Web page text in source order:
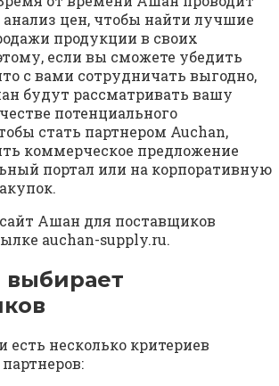
цен, чтобы найти лучшие
продукции в своих
если вы сможете убедить
с вами сотрудничать выгодно,
будут рассматривать вашу
потенциального
стать партнером Auchan,
коммерческое предложение
портал или на корпоративную
Ашан для поставщиков
auchan-supply.ru.
есть несколько критериев